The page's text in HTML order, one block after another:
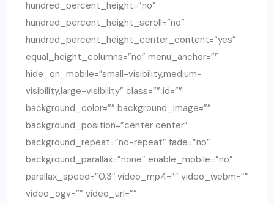
hundred_percent_height=”no”
hundred_percent_height_scroll=”no”
hundred_percent_height_center_content=”yes”
equal_height_columns=”no” menu_anchor=””
hide_on_mobile=”small-visibility,medium-
visibility,large-visibility” class=”” id=””
background_color=”” background_image=””
background_position=”center center”
background_repeat=”no-repeat” fade=”no”
background_parallax=”none” enable_mobile=”no”
parallax_speed=”0.3″ video_mp4=”” video_webm=””
video_ogv=”” video_url=””